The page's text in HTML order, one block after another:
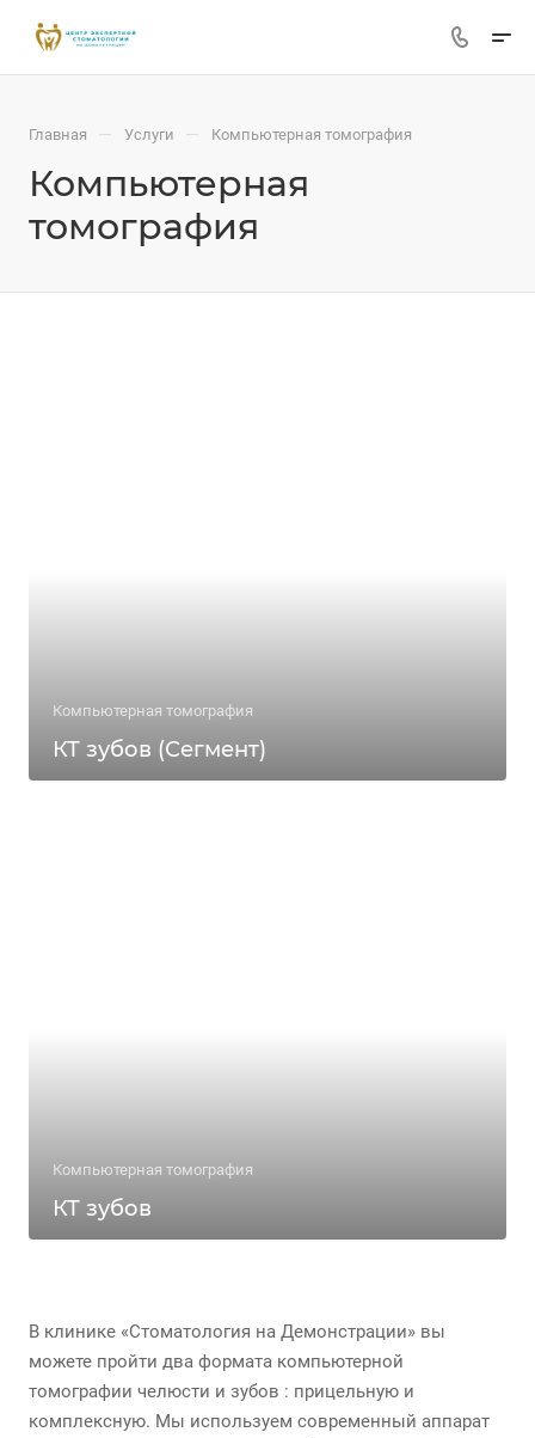
Главная — Услуги — Компьютерная томография
Компьютерная
томография
Компьютерная томография
КТ зубов (Сегмент)
Компьютерная томография
КТ зубов
В клинике «Стоматология на Демонстрации» вы
можете пройти два формата компьютерной
томографии челюсти и зубов : прицельную и
комплексную. Мы используем современный аппарат